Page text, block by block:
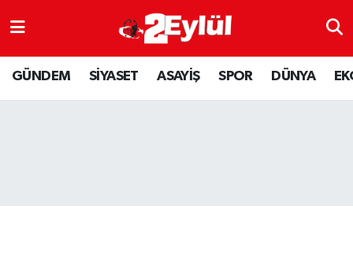
GÜNDEM SİYASET ASAYİŞ SPOR DÜNYA
ASAYİŞ
DÜNYA
Nöbetçi Eczaneler
Hava Durumu